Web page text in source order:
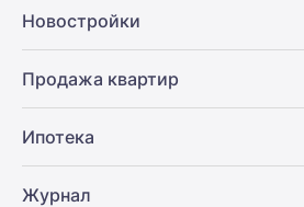
Новостройки
Продажа квартир
Ипотека
Журнал